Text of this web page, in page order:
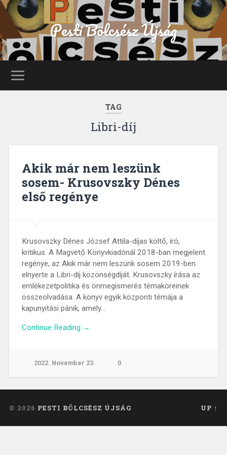
Pesti Bölcsész Újság
TAG
Libri-díj
Akik már nem leszünk
sosem- Krusovszky Dénes
első regénye
Krusovszky Dénes József Attila-díjas költő, író,
kritikus. A Magvető Könyvkiadónál 2018-ban megjelent
regénye, az Akik már nem leszünk sosem 2019-ben
elnyerte a Libri-díj közönségdíját. Krusovszky írása az
emlékezetpolitika és önmegismerés témaköreinek
összeolvadása. A könyv egyik központi témája a
kapunyitási pánik, amely…
Continue Reading →
2022. November 23. 0
© 2026 PESTI BÖLCSÉSZ ÚJSÁG UP ↑